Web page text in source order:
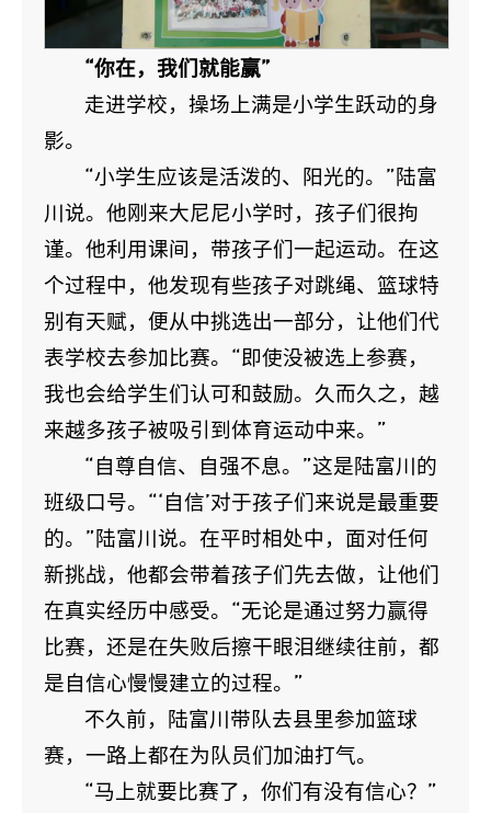
“你在，我们就能赢”
走进学校，操场上满是小学生跃动的身
影。
“小学生应该是活泼的、阳光的。”陆富
川说。他刚来大尼尼小学时，孩子们很拘
谨。他利用课间，带孩子们一起运动。在这
个过程中，他发现有些孩子对跳绳、篮球特
别有天赋，便从中挑选出一部分，让他们代
表学校去参加比赛。“即使没被选上参赛，
我也会给学生们认可和鼓励。久而久之，越
来越多孩子被吸引到体育运动中来。”
“自尊自信、自强不息。”这是陆富川的
班级口号。“‘自信’对于孩子们来说是最重要
的。”陆富川说。在平时相处中，面对任何
新挑战，他都会带着孩子们先去做，让他们
在真实经历中感受。“无论是通过努力赢得
比赛，还是在失败后擦干眼泪继续往前，都
是自信心慢慢建立的过程。”
不久前，陆富川带队去县里参加篮球
赛，一路上都在为队员们加油打气。
“马上就要比赛了，你们有没有信心？”